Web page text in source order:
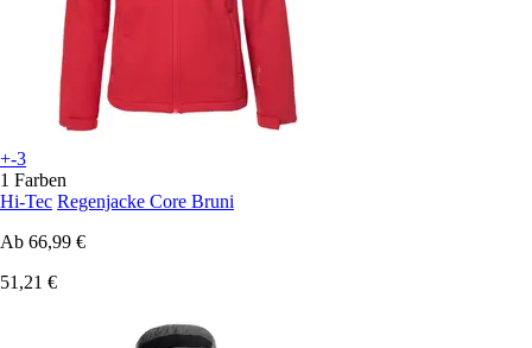
+-3
1 Farben
Hi-Tec Regenjacke Core Bruni
Ab 66,99 €
51,21 €